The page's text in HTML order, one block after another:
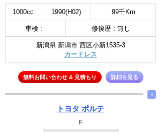
1000cc 1990(H02) 99千Km
車検 : - 修復歴 : 無し
新潟県 新潟市 西区小新1535-3
カードレス
無料お問い合わせ & 見積もり 詳細を見る
∧
トヨタ ポルテ
F